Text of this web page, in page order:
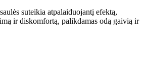
suteikia atpalaiduojantį efektą,
ir diskomfortą, palikdamas odą gaivią ir